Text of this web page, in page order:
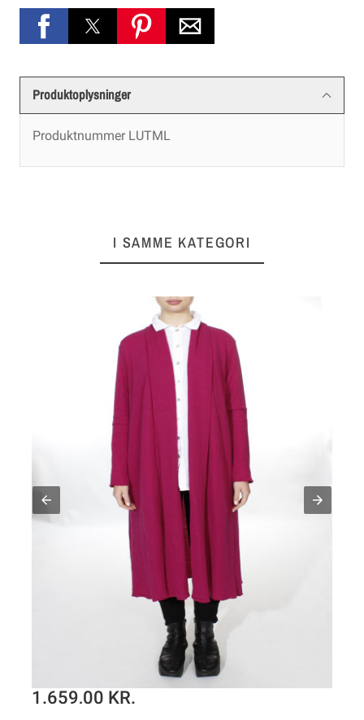
Produktoplysninger
Produktnummer LUTML
I SAMME KATEGORI
1.659,00 KR.